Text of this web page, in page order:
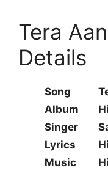
Tera
Details
Song
Album
Singer
Lyrics
Music